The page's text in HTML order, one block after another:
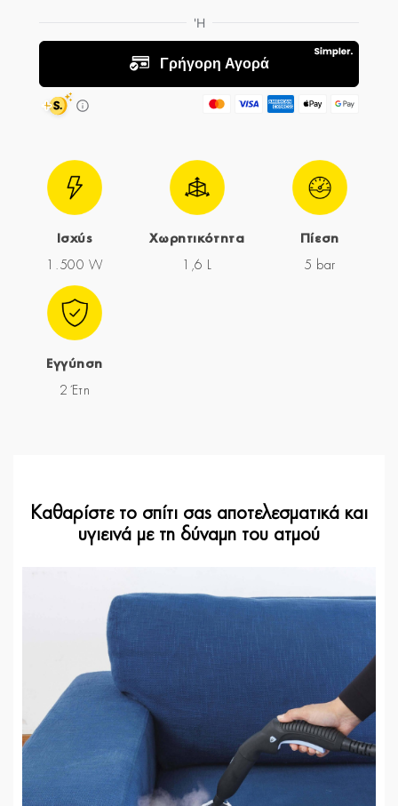
Ισχύς
1.500 W
Χωρητικότητα
1,6 L
Πίεση
5 bar
Εγγύηση
2 Έτη
Καθαρίστε το σπίτι σας αποτελεσματικά και
υγιεινά με τη δύναμη του ατμού